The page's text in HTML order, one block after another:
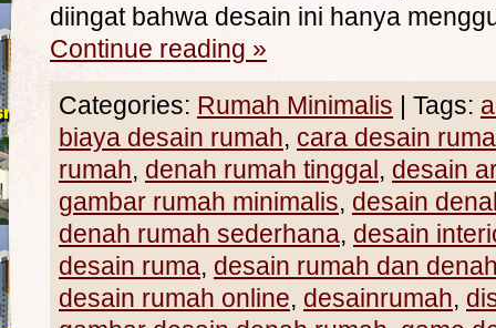
diingat bahwa desain ini hanya
Continue reading »
Categories: Rumah Minimalis | Tags:
biaya desain rumah, cara desain
rumah, denah rumah tinggal, desain
gambar rumah minimalis, desain
denah rumah sederhana, desain
desain ruma, desain rumah dan
desain rumah online, desainrumah,